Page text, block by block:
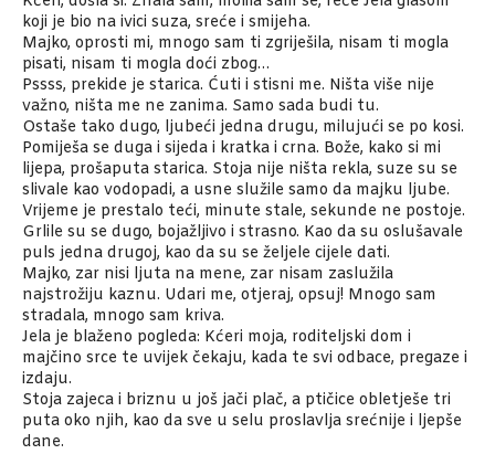
koji je bio na ivici suza, sreće i smijeha.
Majko, oprosti mi, mnogo sam ti zgriješila, nisam ti mogla
pisati, nisam ti mogla doći zbog…
Pssss, prekide je starica. Ćuti i stisni me. Ništa više nije
važno, ništa me ne zanima. Samo sada budi tu.
Ostaše tako dugo, ljubeći jedna drugu, milujući se po kosi.
Pomiješa se duga i sijeda i kratka i crna. Bože, kako si mi
lijepa, prošaputa starica. Stoja nije ništa rekla, suze su se
slivale kao vodopadi, a usne služile samo da majku ljube.
Vrijeme je prestalo teći, minute stale, sekunde ne postoje.
Grlile su se dugo, bojažljivo i strasno. Kao da su oslušavale
puls jedna drugoj, kao da su se željele cijele dati.
Majko, zar nisi ljuta na mene, zar nisam zaslužila
najstrožiju kaznu. Udari me, otjeraj, opsuj! Mnogo sam
stradala, mnogo sam kriva.
Jela je blaženo pogleda: Kćeri moja, roditeljski dom i
majčino srce te uvijek čekaju, kada te svi odbace, pregaze i
izdaju.
Stoja zajeca i briznu u još jači plač, a ptičice obletješe tri
puta oko njih, kao da sve u selu proslavlja srećnije i ljepše
dane.